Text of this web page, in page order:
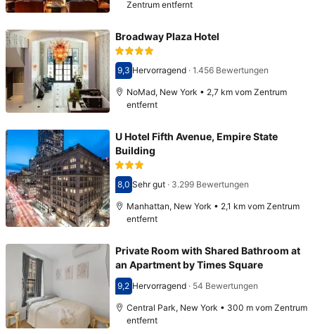
Zentrum entfernt
Broadway Plaza Hotel
Bewertet mit 9,3
9,3 Hervorragend· 1.456 Bewertungen
NoMad, New York • 2,7 km vom Zentrum
entfernt
U Hotel Fifth Avenue, Empire State
Building
Bewertet mit 8,0
8,0 Sehr gut· 3.299 Bewertungen
Manhattan, New York • 2,1 km vom Zentrum
entfernt
Private Room with Shared Bathroom at
an Apartment by Times Square
Bewertet mit 9,2
9,2 Hervorragend· 54 Bewertungen
Central Park, New York • 300 m vom Zentrum
entfernt